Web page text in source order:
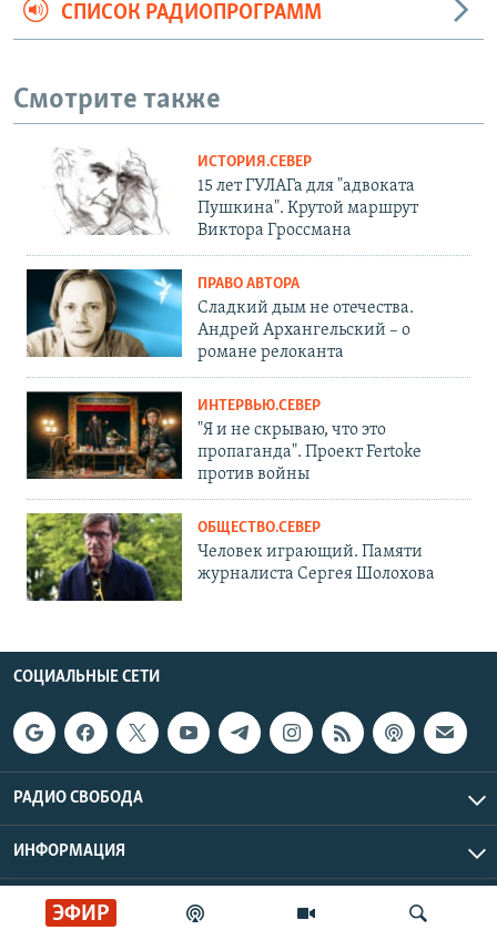
ЭФИР
СПИСОК РАДИОПРОГРАММ
Смотрите также
ИСТОРИЯ.СЕВЕР
15 лет ГУЛАГа для "адвоката
Пушкина". Крутой маршрут
Виктора Гроссмана
ПРАВО АВТОРА
Сладкий дым не отечества.
Андрей Архангельский – о
романе релоканта
ИНТЕРВЬЮ.СЕВЕР
"Я и не скрываю, что это
пропаганда". Проект Fertoke
против войны
ОБЩЕСТВО.СЕВЕР
Человек играющий. Памяти
журналиста Сергея Шолохова
СОЦИАЛЬНЫЕ СЕТИ
РАДИО СВОБОДА
ИНФОРМАЦИЯ
Радио Свобода © 2026 RFE/RL, Inc. | Все права защищены.